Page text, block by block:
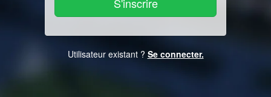
Utilisateur existant ? Se connecter.